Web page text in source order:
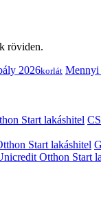
röviden.
2026korlát Mennyi
Start lakáshitel
Start lakáshitel
Otthon Start